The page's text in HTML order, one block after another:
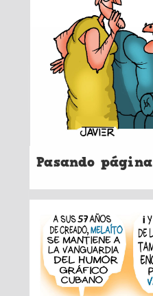
Pasando página